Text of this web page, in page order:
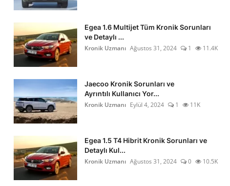
Egea 1.6 Multijet Tüm Kronik Sorunları
ve Detaylı ...
Kronik Uzmanı Ağustos 31, 2024 1 11.4K
Jaecoo Kronik Sorunları ve
Ayrıntılı Kullanıcı Yor...
Kronik Uzmanı Eylül 4, 2024 1 11K
Egea 1.5 T4 Hibrit Kronik Sorunları ve
Detaylı Kul...
Kronik Uzmanı Ağustos 31, 2024 0 10.5K